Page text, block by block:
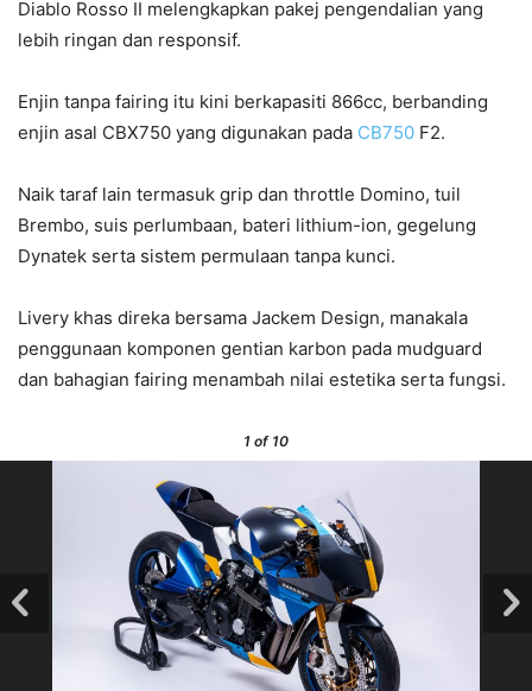
Diablo Rosso II melengkapkan pakej pengendalian yang
lebih ringan dan responsif.
Enjin tanpa fairing itu kini berkapasiti 866cc, berbanding
enjin asal CBX750 yang digunakan pada CB750 F2.
Naik taraf lain termasuk grip dan throttle Domino, tuil
Brembo, suis perlumbaan, bateri lithium-ion, gegelung
Dynatek serta sistem permulaan tanpa kunci.
Livery khas direka bersama Jackem Design, manakala
penggunaan komponen gentian karbon pada mudguard
dan bahagian fairing menambah nilai estetika serta fungsi.
1 of 10